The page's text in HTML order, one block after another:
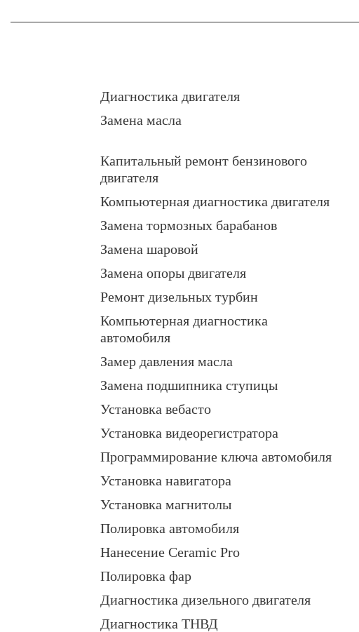
Диагностика двигателя
Замена масла
Капитальный ремонт бензинового
двигателя
Компьютерная диагностика двигателя
Замена тормозных барабанов
Замена шаровой
Замена опоры двигателя
Ремонт дизельных турбин
Компьютерная диагностика
автомобиля
Замер давления масла
Замена подшипника ступицы
Установка вебасто
Установка видеорегистратора
Программирование ключа автомобиля
Установка навигатора
Установка магнитолы
Полировка автомобиля
Нанесение Ceramic Pro
Полировка фар
Диагностика дизельного двигателя
Диагностика ТНВД